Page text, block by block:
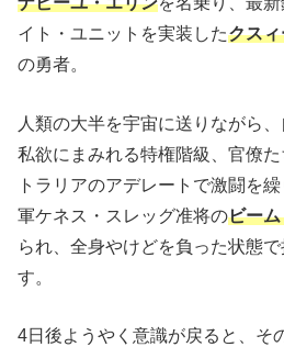
イト・ユニットを実装したクス
の勇者。
人類の大半を宇宙に送りながら
私欲にまみれる特権階級、官僚
トラリアのアデレートで激闘を
軍ケネス・スレッグ准将のビー
られ、全身やけどを負った状態
す。
4日後ようやく意識が戻ると、そ